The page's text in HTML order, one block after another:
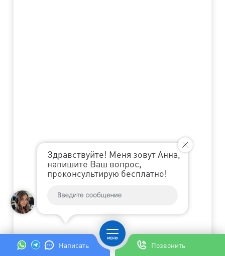
Написать Позвонить
Здравствуйте! Меня зовут Анна,
напишите Ваш вопрос,
проконсультирую бесплатно!